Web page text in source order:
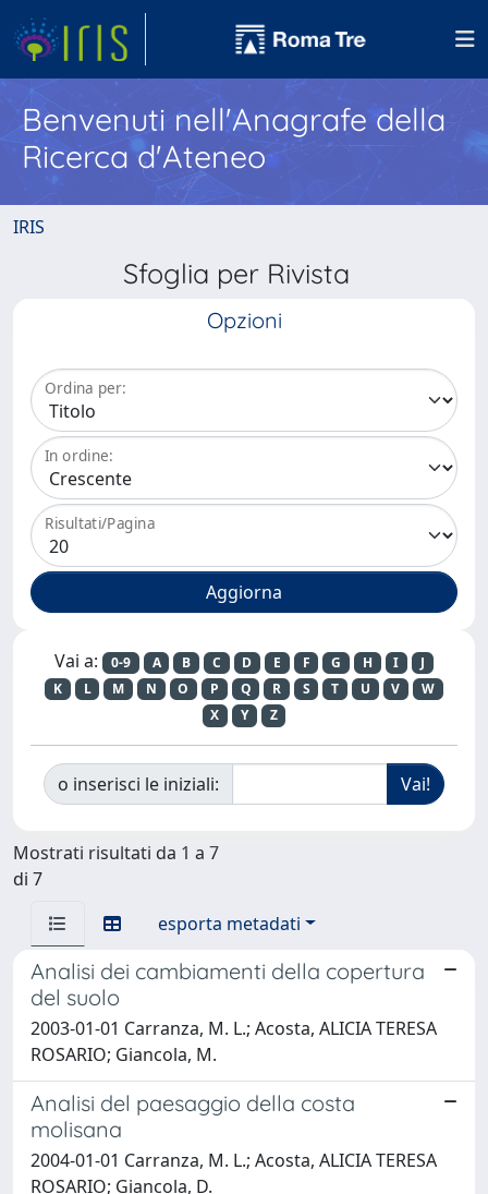
Benvenuti nell'Anagrafe della
Ricerca d'Ateneo
IRIS
Sfoglia per Rivista
Opzioni
Ordina per:
In ordine:
Risultati/Pagina
Vai a: 0-9 A B C D E F G H I
J
K
L M N O P Q R S T U V
W
X
Y Z
o inserisci le iniziali:
Mostrati risultati da 1 a 7
di 7
esporta metadati
Analisi dei cambiamenti della copertura
del suolo
2003-01-01 Carranza, M. L.; Acosta, ALICIA TERESA
ROSARIO; Giancola, M.
Analisi del paesaggio della costa
molisana
2004-01-01 Carranza, M. L.; Acosta, ALICIA TERESA
ROSARIO; Giancola, D.